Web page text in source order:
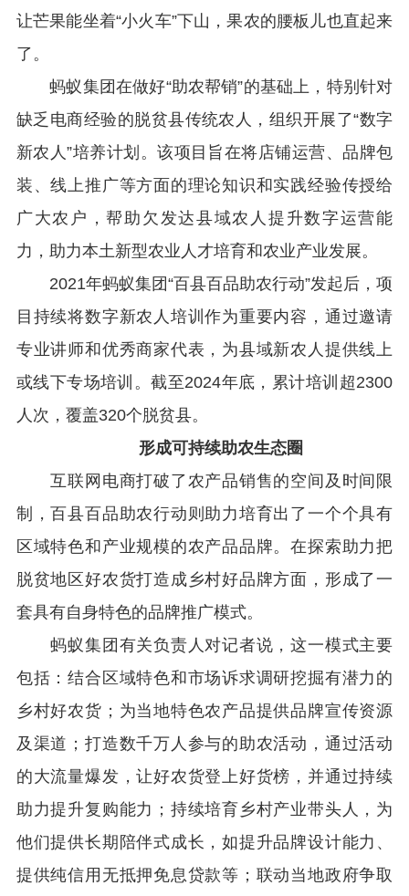
让芒果能坐着“小火车”下山，果农的腰板儿也直起来
了。
蚂蚁集团在做好“助农帮销”的基础上，特别针对
缺乏电商经验的脱贫县传统农人，组织开展了“数字
新农人”培养计划。该项目旨在将店铺运营、品牌包
装、线上推广等方面的理论知识和实践经验传授给
广大农户，帮助欠发达县域农人提升数字运营能
力，助力本土新型农业人才培育和农业产业发展。
2021年蚂蚁集团“百县百品助农行动”发起后，项
目持续将数字新农人培训作为重要内容，通过邀请
专业讲师和优秀商家代表，为县域新农人提供线上
或线下专场培训。截至2024年底，累计培训超2300
人次，覆盖320个脱贫县。
形成可持续助农生态圈
互联网电商打破了农产品销售的空间及时间限
制，百县百品助农行动则助力培育出了一个个具有
区域特色和产业规模的农产品品牌。在探索助力把
脱贫地区好农货打造成乡村好品牌方面，形成了一
套具有自身特色的品牌推广模式。
蚂蚁集团有关负责人对记者说，这一模式主要
包括：结合区域特色和市场诉求调研挖掘有潜力的
乡村好农货；为当地特色农产品提供品牌宣传资源
及渠道；打造数千万人参与的助农活动，通过活动
的大流量爆发，让好农货登上好货榜，并通过持续
助力提升复购能力；持续培育乡村产业带头人，为
他们提供长期陪伴式成长，如提升品牌设计能力、
提供纯信用无抵押免息贷款等；联动当地政府争取